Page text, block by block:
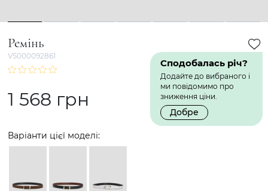
1 2 3 4 5 6 7
Ремінь
VS000092861
Сподобалась річ?
Додайте до вибраного і
ми повідомимо про
зниження ціни.
Добре
1 568 грн
Варіанти цієї моделі: